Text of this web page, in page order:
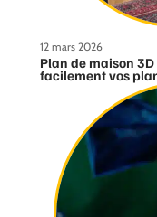
12 mars 2026
Plan de maison
facilement vos